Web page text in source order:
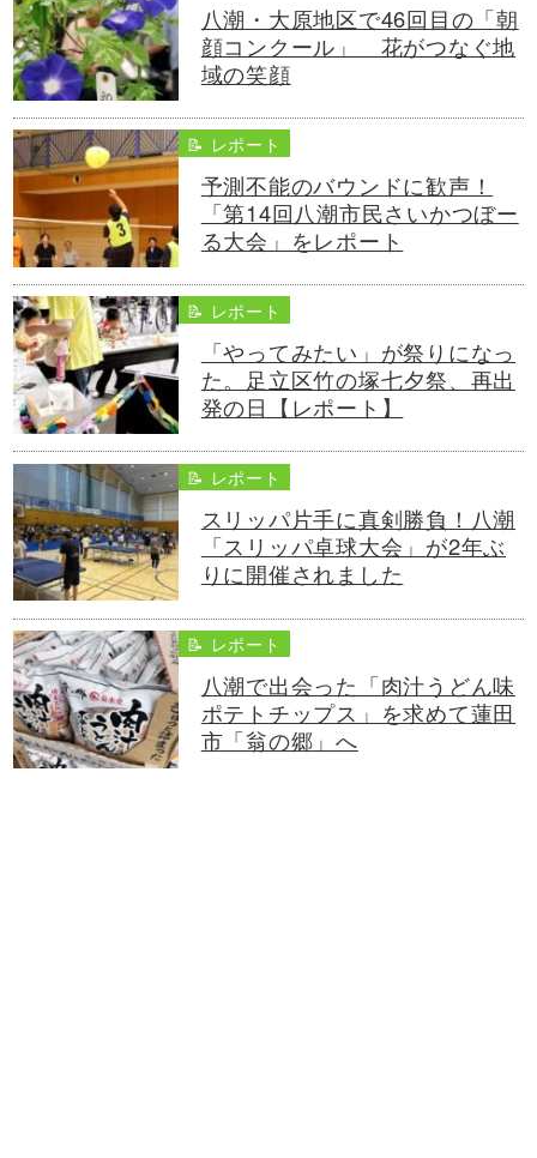
八潮・大原地区で46回目の「朝
顔コンクール」 花がつなぐ地
域の笑顔
📝 レポート
予測不能のバウンドに歓声！
「第14回八潮市民さいかつぼー
る大会」をレポート
📝 レポート
「やってみたい」が祭りになっ
た。足立区竹の塚七夕祭、再出
発の日【レポート】
📝 レポート
スリッパ片手に真剣勝負！八潮
「スリッパ卓球大会」が2年ぶ
りに開催されました
📝 レポート
八潮で出会った「肉汁うどん味
ポテトチップス」を求めて蓮田
市「翁の郷」へ